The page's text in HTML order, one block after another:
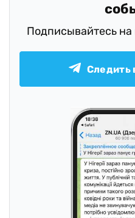
Подписывайтесь на
Следить